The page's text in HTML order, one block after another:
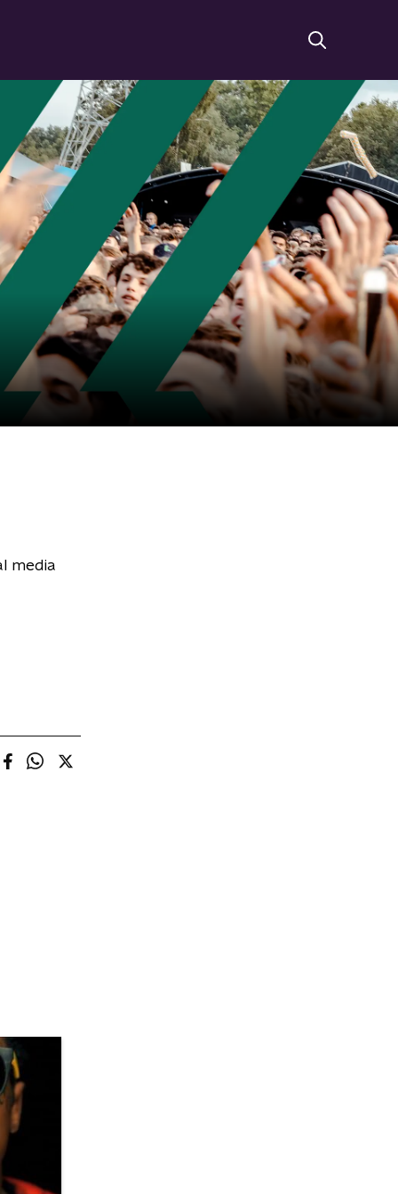
media